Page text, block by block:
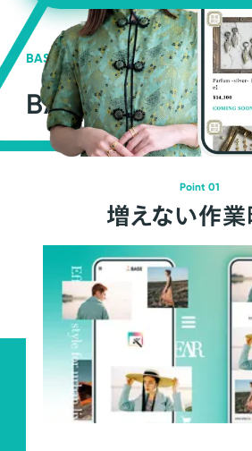
BASEの強み
BASEが強い3つ
Point 01
増えない作業